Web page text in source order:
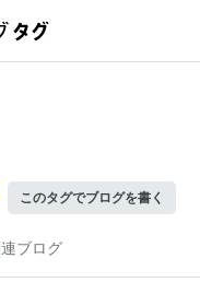
このタグでブログを書く
ブログ